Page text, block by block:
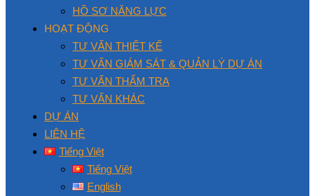
HỒ SƠ NĂNG LỰC
HOẠT ĐỘNG
TƯ VẤN THIẾT KẾ
TƯ VẤN GIÁM SÁT & QUẢN LÝ DỰ ÁN
TƯ VẤN THẨM TRA
TƯ VẤN KHÁC
DỰ ÁN
LIÊN HỆ
Tiếng Việt
Tiếng Việt
English